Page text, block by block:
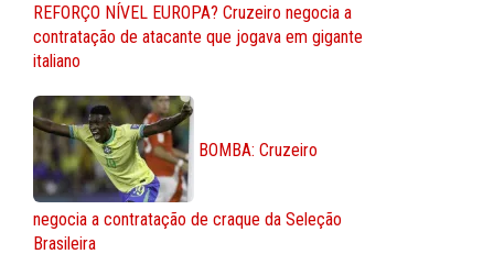
REFORÇO NÍVEL EUROPA? Cruzeiro negocia a
contratação de atacante que jogava em gigante
italiano
BOMBA: Cruzeiro
negocia a contratação de craque da Seleção
Brasileira